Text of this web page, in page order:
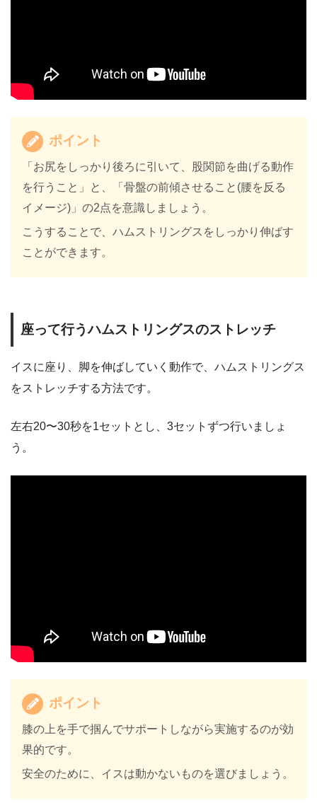
ポイント
「お尻をしっかり後ろに引いて、股関節を曲げる動作
を行うこと」と、「骨盤の前傾させること(腰を反る
イメージ)」の2点を意識しましょう。
こうすることで、ハムストリングスをしっかり伸ばす
ことができます。
座って行うハムストリングスのストレッチ
イスに座り、脚を伸ばしていく動作で、ハムストリングス
をストレッチする方法です。
左右20〜30秒を1セットとし、3セットずつ行いましょ
う。
ポイント
膝の上を手で掴んでサポートしながら実施するのが効
果的です。
安全のために、イスは動かないものを選びましょう。